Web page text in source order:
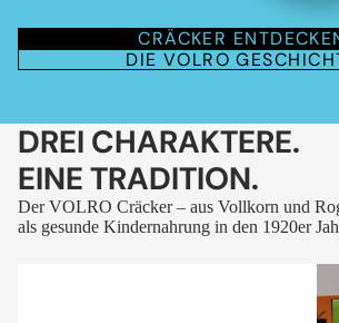
CRÄCKER
DIE VOLRO
DREI CHARAKTERE.
EINE TRADITION.
Der VOLRO Cräcker – aus Vollkorn und
als gesunde Kindernahrung in den 1920er
-